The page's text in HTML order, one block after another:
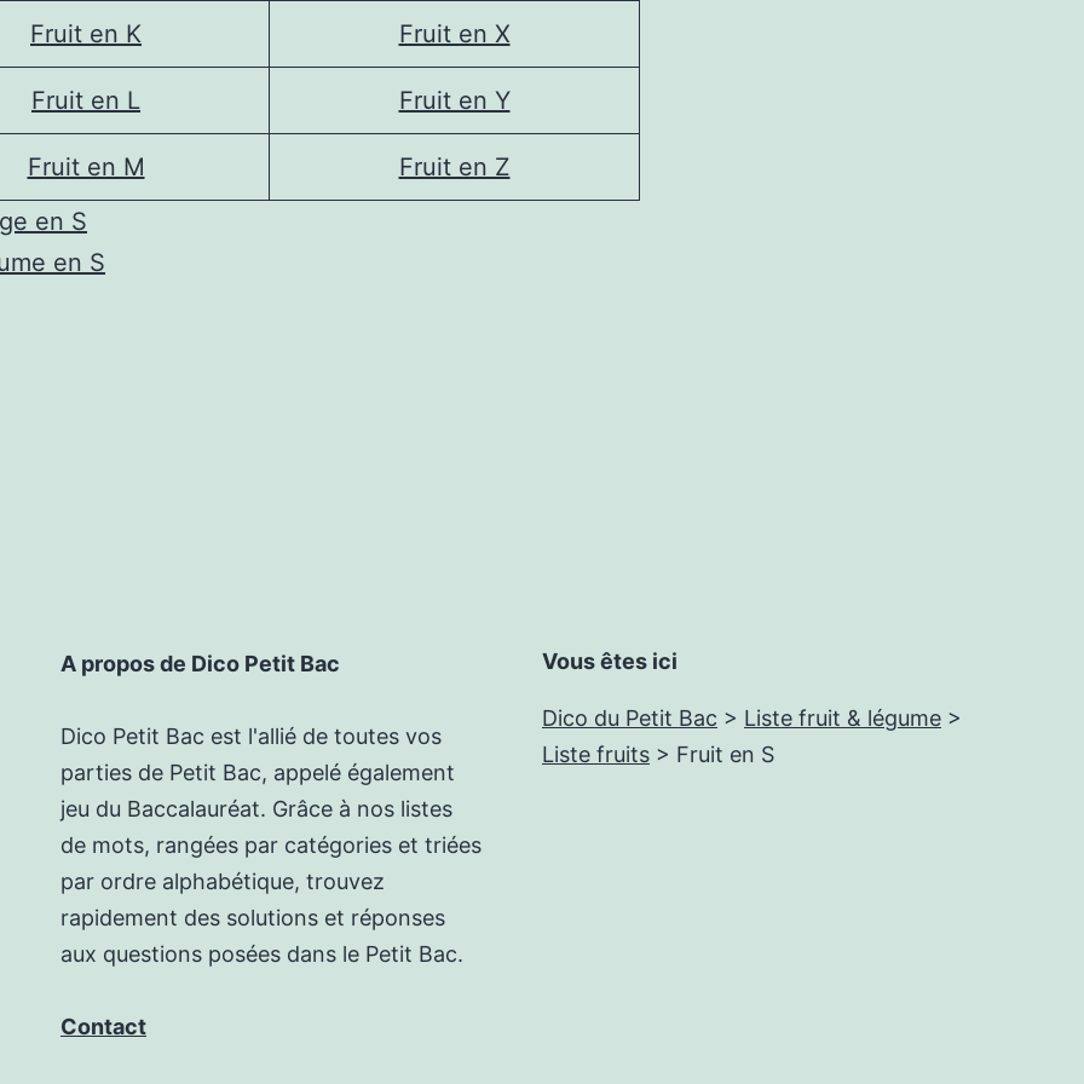
Fruit en K Fruit en X
Fruit en L Fruit en Y
Fruit en M
Fruit en Z
en S
en S
A propos de Dico Petit Bac
Dico Petit Bac est l'allié de toutes vos
parties de Petit Bac, appelé également
jeu du Baccalauréat. Grâce à nos listes
de mots, rangées par catégories et triées
par ordre alphabétique, trouvez
rapidement des solutions et réponses
aux questions posées dans le Petit Bac.
Contact
Vous êtes ici
Dico du Petit Bac > Liste fruit & légume >
Liste fruits > Fruit en S